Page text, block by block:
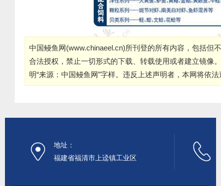
中国鳗鱼网(www.chinaeel.cn)所刊登的所有内容，包括但
合法授权，禁止一切形式的下载、转载使用或者建立镜像
明“来源：中国鳗鱼网”字样。违反上述声明者，本网将依
地址：
福建省福清市上迳镇工业区